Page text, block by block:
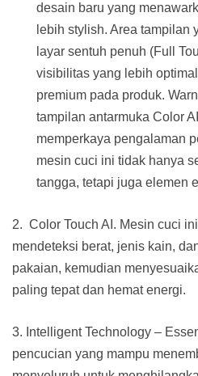
desain baru yang
lebih stylish. Area tampilan
layar sentuh penuh (Full
visibilitas yang lebih
premium pada produk.
tampilan antarmuka Color
memperkaya pengalaman
mesin cuci ini tidak hanya
tangga, tetapi juga elemen
2. Color Touch AI. Mesin cuci
mendeteksi berat, jenis kain,
pakaian, kemudian
paling tepat dan hemat energi.
3. Intelligent Technology –
pencucian yang mampu